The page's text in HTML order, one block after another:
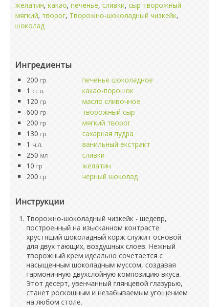
желатин, какао, печенье, сливки, сыр творожный
мягкий, творог, Творожно-шоколадный чизкейк,
шоколад
Ингредиенты
200 гр
печенье шоколадное
1 ст.л.
какао-порошок
120 гр
масло сливочное
600 гр
творожный сыр
200 гр
мягкий творог
130 гр
сахарная пудра
1 ч.л.
ванильный екстракт
250 мл
сливки
10 гр
желатин
200 гр черный шоколад
Инструкции
Творожно-шоколадный чизкейк - шедевр,
построенный на изысканном контрасте:
хрустящий шоколадный корж служит основой
для двух тающих, воздушных слоев. Нежный
творожный крем идеально сочетается с
насыщенным шоколадным муссом, создавая
гармоничную двухслойную композицию вкуса.
Этот десерт, увенчанный глянцевой глазурью,
станет роскошным и незабываемым угощением
на любом столе.